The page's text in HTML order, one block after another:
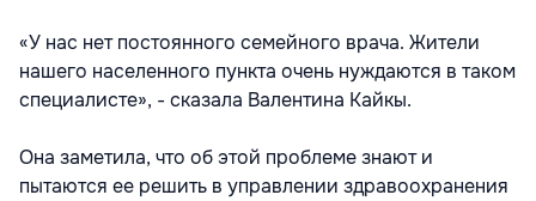
«У нас нет постоянного семейного врача. Жители
нашего населенного пункта очень нуждаются в таком
специалисте», - сказала Валентина Кайкы.
Она заметила, что об этой проблеме знают и
пытаются ее решить в управлении здравоохранения